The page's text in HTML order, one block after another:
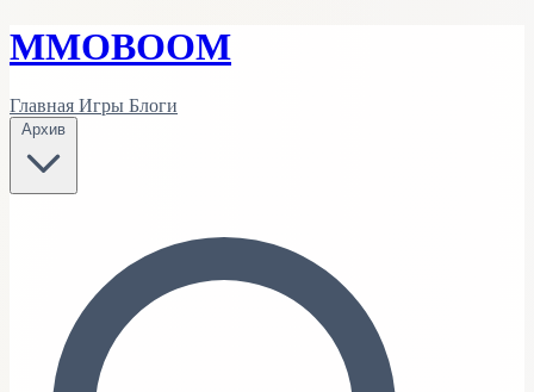
MMOBOOM
Главная Игры Блоги
Архив